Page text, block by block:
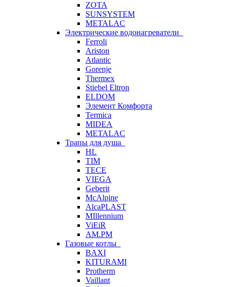
ZOTA
SUNSYSTEM
METALAC
Электрические водонагреватели
Ferroli
Ariston
Atlantic
Gorenje
Thermex
Stiebel Eltron
ELDOM
Элемент Комфорта
Termica
MIDEA
METALAC
Трапы для душа
HL
TIM
TECE
VIEGA
Geberit
McAlpine
AlcaPLAST
MIllennium
ViEiR
AM.PM
Газовые котлы
BAXI
KITURAMI
Protherm
Vaillant